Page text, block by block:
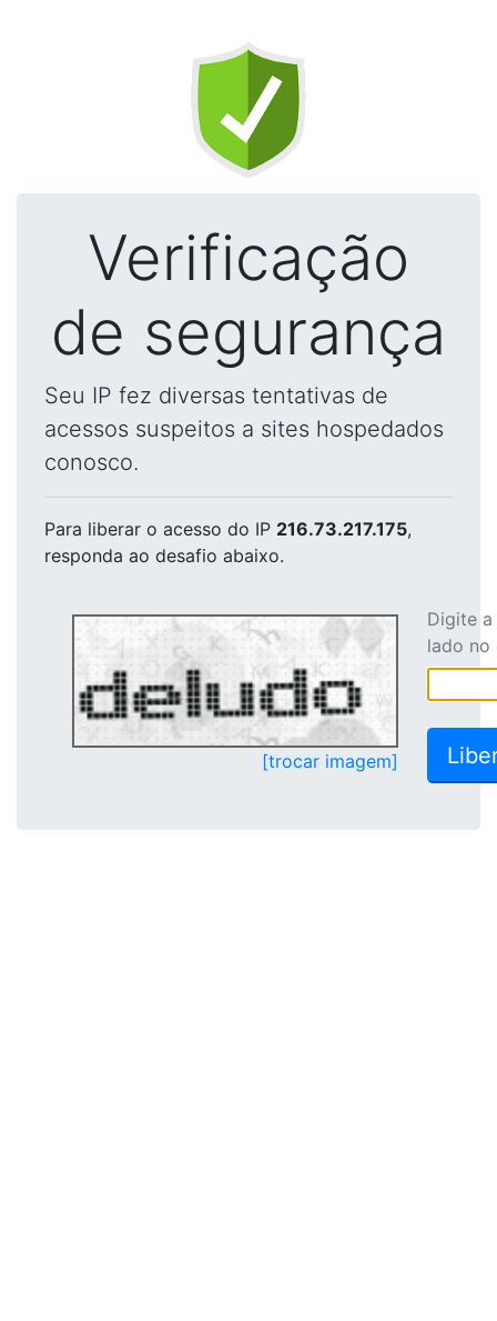
Verificação
de segurança
Seu IP fez diversas tentativas de
acessos suspeitos a sites hospedados
conosco.
Para liberar o acesso do IP 216.73.217.175,
responda ao desafio abaixo.
[trocar imagem]
Digite
lado no